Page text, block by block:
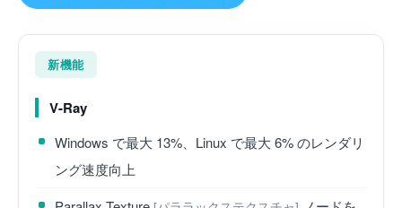
新機能
V-Ray
Windows で最大 13%、Linux で最大 6% のレンダリ
ング速度向上